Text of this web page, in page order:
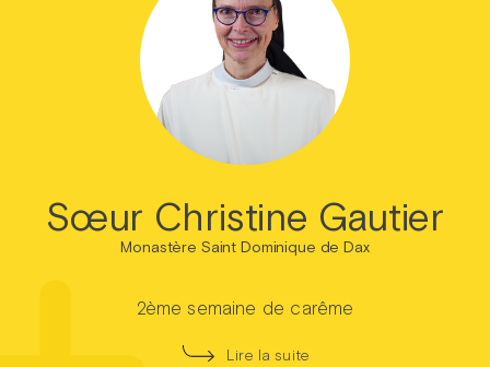
Sœur Christine Gautier
Monastère Saint Dominique de Dax
2ème semaine de carême
Lire la suite